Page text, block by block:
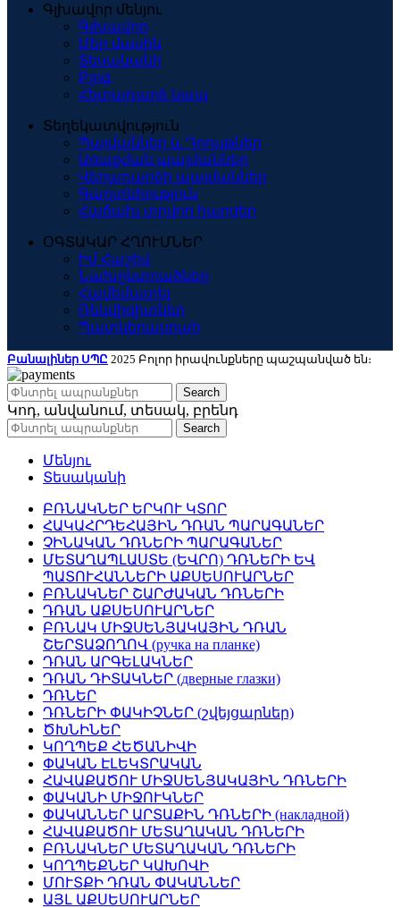
Գլխավոր մենյու
Գլխավոր
Մեր մասին
Տեսականի
Բլոգ
Հետադարձ կապ
Տեղեկատվություն
Պայմաններ և Դրույթներ
Առաքման պայմաններ
Վերադարձի պայմաններ
Գաղտնիություն
Հաճախ տրվող հարցեր
ՕԳՏԱԿԱՐ ՀՂՈՒՄՆԵՐ
Իմ Հաշիվ
Նախընտրածներ
Համեմատել
Ռեկվիզիտներ
Պատկերասրահ
Բանալիներ ՍՊԸ 2025 Բոլոր իրավունքները պաշպանված են։
Search
Կոդ, անվանում, տեսակ, բրենդ
Search
Մենյու
Տեսականի
ԲՌՆԱԿՆԵՐ ԵՐԿՈՒ ԿՏՈՐ
ՀԱԿԱՀՐԴԵՀԱՅԻՆ ԴՌԱՆ ՊԱՐԱԳԱՆԵՐ
ՉԻՆԱԿԱՆ ԴՌՆԵՐԻ ՊԱՐԱԳԱՆԵՐ
ՄԵՏԱՂԱՊԼԱՍՏԵ (ԵՎՐՈ) ԴՌՆԵՐԻ ԵՎ
ՊԱՏՈՒՀԱՆՆԵՐԻ ԱՔՍԵՍՈՒԱՐՆԵՐ
ԲՌՆԱԿՆԵՐ ՇԱՐԺԱԿԱՆ ԴՌՆԵՐԻ
ԴՌԱՆ ԱՔՍԵՍՈՒԱՐՆԵՐ
ԲՌՆԱԿ ՄԻՋՍԵՆՅԱԿԱՅԻՆ ԴՌԱՆ
ՇԵՐՏԱՁՈՂՈՎ (ручка на планке)
ԴՌԱՆ ԱՐԳԵԼԱԿՆԵՐ
ԴՌԱՆ ԴԻՏԱԿՆԵՐ (дверные глазки)
ԴՌՆԵՐ
ԴՌՆԵՐԻ ՓԱԿԻՉՆԵՐ (շվեյցարներ)
ԾԽՆԻՆԵՐ
ԿՈՂՊԵՔ ՀԵԾԱՆԻՎԻ
ՓԱԿԱՆ ԷԼԵԿՏՐԱԿԱՆ
ՀԱՎԱՔԱԾՈՒ ՄԻՋՍԵՆՅԱԿԱՅԻՆ ԴՌՆԵՐԻ
ՓԱԿԱՆԻ ՄԻՋՈՒԿՆԵՐ
ՓԱԿԱՆՆԵՐ ԱՐՏԱՔԻՆ ԴՌՆԵՐԻ (накладной)
ՀԱՎԱՔԱԾՈՒ ՄԵՏԱՂԱԿԱՆ ԴՌՆԵՐԻ
ԲՌՆԱԿՆԵՐ ՄԵՏԱՂԱԿԱՆ ԴՌՆԵՐԻ
ԿՈՂՊԵՔՆԵՐ ԿԱԽՈՎԻ
ՄՈՒՏՔԻ ԴՌԱՆ ՓԱԿԱՆՆԵՐ
ԱՅԼ ԱՔՍԵՍՈՒԱՐՆԵՐ